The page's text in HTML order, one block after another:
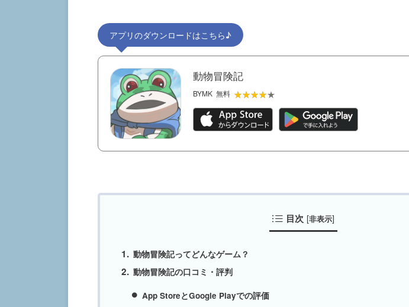
アプリのダウンロードはこちら♪
動物冒険記
BYMK 無料 ★★★★★
★★★★★
目次 [非表示]
動物冒険記ってどんなゲーム？
動物冒険記の口コミ・評判
App StoreとGoogle Playでの評価